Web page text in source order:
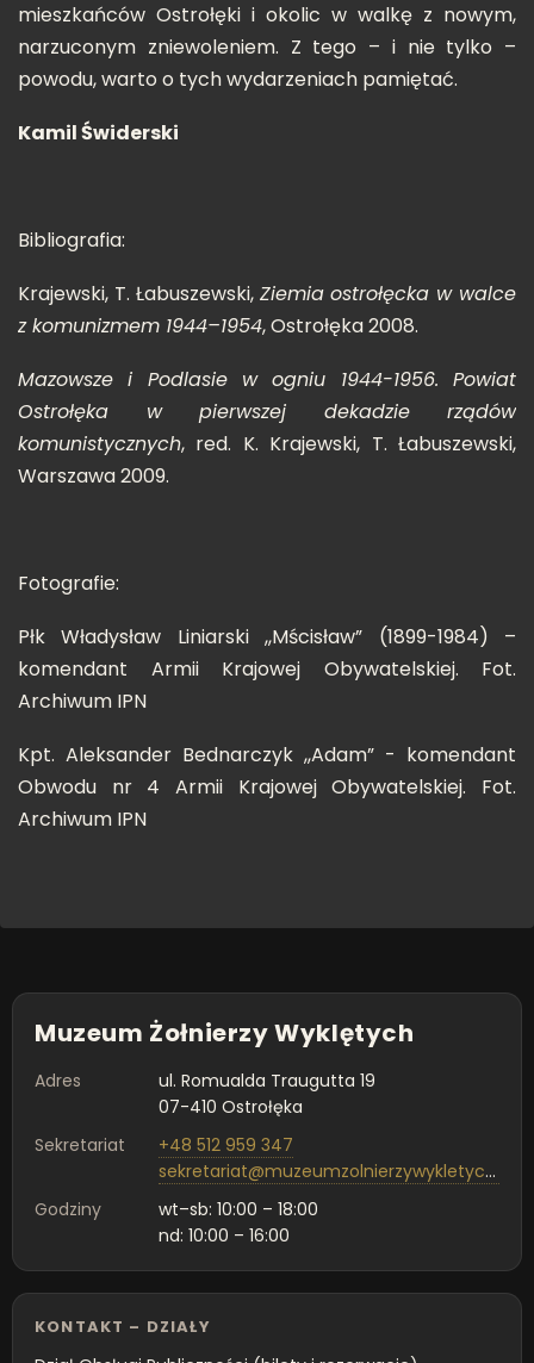
mieszkańców Ostrołęki i okolic w walkę z nowym,
narzuconym zniewoleniem. Z tego – i nie tylko –
powodu, warto o tych wydarzeniach pamiętać.
Kamil Świderski
Bibliografia:
Krajewski, T. Łabuszewski, Ziemia ostrołęcka w walce
z komunizmem 1944–1954, Ostrołęka 2008.
Mazowsze i Podlasie w ogniu 1944-1956. Powiat
Ostrołęka w pierwszej dekadzie rządów
komunistycznych, red. K. Krajewski, T. Łabuszewski,
Warszawa 2009.
Fotografie:
Płk Władysław Liniarski ,,Mścisław” (1899-1984) –
komendant Armii Krajowej Obywatelskiej. Fot.
Archiwum IPN
Kpt. Aleksander Bednarczyk ,,Adam” - komendant
Obwodu nr 4 Armii Krajowej Obywatelskiej. Fot.
Archiwum IPN
Muzeum Żołnierzy Wyklętych
Adres
ul. Romualda Traugutta 19
07-410 Ostrołęka
Sekretariat
+48 512 959 347
sekretariat@muzeumzolnierzywykletych.pl
Godziny
wt–sb: 10:00 – 18:00
nd: 10:00 – 16:00
KONTAKT – DZIAŁY